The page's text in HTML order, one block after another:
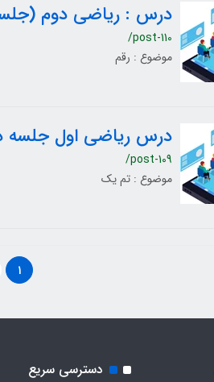
درس : ریاضی دوم (جلسه
/post-110
موضوع : رقم
درس ریاضی اول جلسه دوم شماره 3 سال
/post-109
موضوع : تم یک
1
دسترسی سریع